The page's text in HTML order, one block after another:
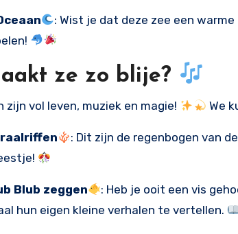
: Wist je dat deze zee een
ze zo blije?
zijn vol leven, muziek en magie! We
: Dit zijn de regenbogen van
Blub zeggen
: Heb je ooit een vis
hun eigen kleine verhalen te vertellen.